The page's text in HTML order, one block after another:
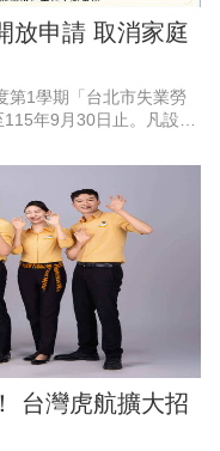
放申請 取消家庭
第1學期「台北市失業勞
年9月30日止。凡設籍
台灣虎航擴大招